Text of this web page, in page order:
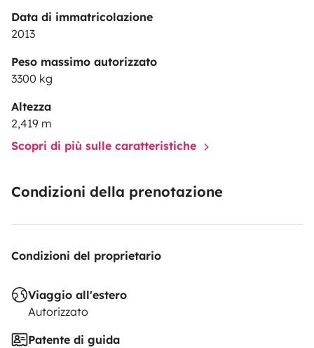
Data di immatricolazione
2013
Peso massimo autorizzato
3300 kg
Altezza
2,419 m
Scopri di più sulle caratteristiche
Condizioni della prenotazione
Condizioni del proprietario
Viaggio all'estero
Autorizzato
Patente di guida